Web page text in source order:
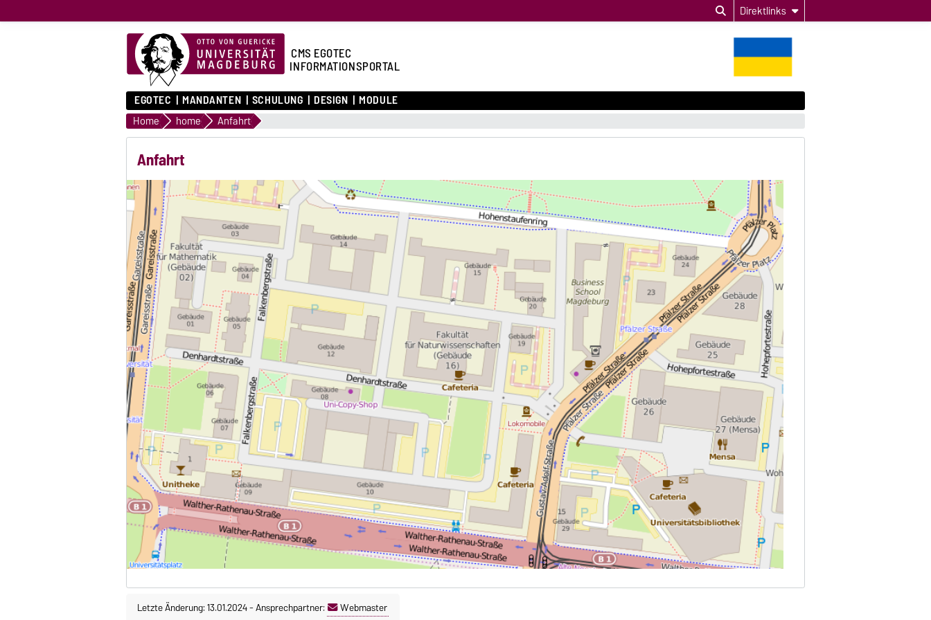
Direktlinks
CMS EGOTEC
INFORMATIONSPORTAL
EGOTEC MANDANTEN SCHULUNG DESIGN MODULE
Home home Anfahrt
Anfahrt
Letzte Änderung: 13.01.2024-Ansprechpartner: Webmaster